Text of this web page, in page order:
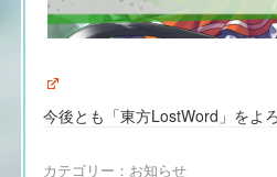
今後とも「東方LostWord」をよ
カテゴリー： お知らせ